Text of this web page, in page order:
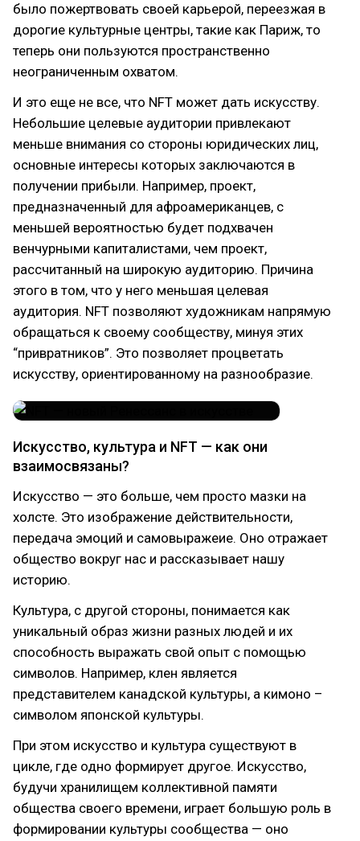
было пожертвовать своей карьерой, переезжая в
дорогие культурные центры, такие как Париж, то
теперь они пользуются пространственно
неограниченным охватом.
И это еще не все, что NFT может дать искусству.
Небольшие целевые аудитории привлекают
меньше внимания со стороны юридических лиц,
основные интересы которых заключаются в
получении прибыли. Например, проект,
предназначенный для афроамериканцев, с
меньшей вероятностью будет подхвачен
венчурными капиталистами, чем проект,
рассчитанный на широкую аудиторию. Причина
этого в том, что у него меньшая целевая
аудитория. NFT позволяют художникам напрямую
обращаться к своему сообществу, минуя этих
“привратников”. Это позволяет процветать
искусству, ориентированному на разнообразие.
Искусство, культура и NFT — как они
взаимосвязаны?
Искусство — это больше, чем просто мазки на
холсте. Это изображение действительности,
передача эмоций и самовыражеие. Оно отражает
общество вокруг нас и рассказывает нашу
историю.
Культура, с другой стороны, понимается как
уникальный образ жизни разных людей и их
способность выражать свой опыт с помощью
символов. Например, клен является
представителем канадской культуры, а кимоно –
символом японской культуры.
При этом искусство и культура существуют в
цикле, где одно формирует другое. Искусство,
будучи хранилищем коллективной памяти
общества своего времени, играет большую роль в
формировании культуры сообщества — оно